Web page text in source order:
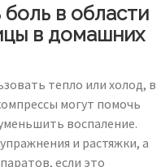
в области
в домашних
тепло или холод, в
могут помочь
воспаление.
и растяжки, а
если это